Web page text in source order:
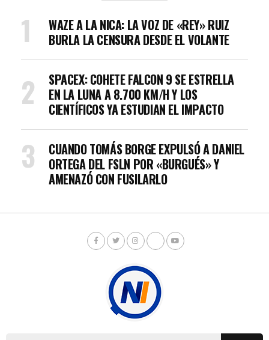
WAZE A LA NICA: LA VOZ DE «REY» RUIZ
BURLA LA CENSURA DESDE EL VOLANTE
SPACEX: COHETE FALCON 9 SE ESTRELLA
EN LA LUNA A 8.700 KM/H Y LOS
CIENTÍFICOS YA ESTUDIAN EL IMPACTO
CUANDO TOMÁS BORGE EXPULSÓ A DANIEL
ORTEGA DEL FSLN POR «BURGUÉS» Y
AMENAZÓ CON FUSILARLO